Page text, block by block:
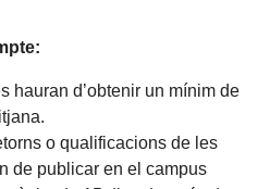
hauran d’obtenir un mínim de
o qualificacions de les
de publicar en el campus